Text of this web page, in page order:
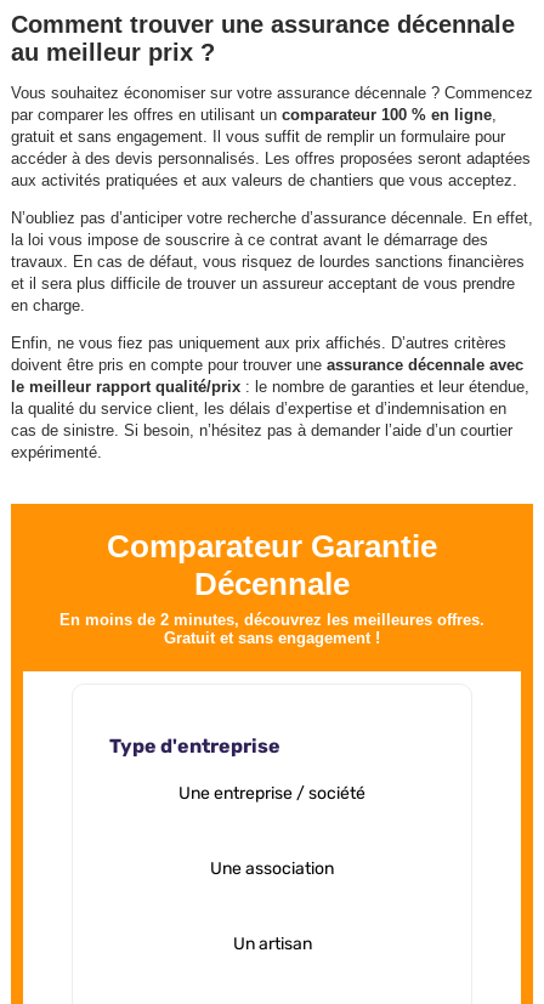
Comment trouver une assurance décennale
au meilleur prix ?
Vous souhaitez économiser sur votre assurance décennale ? Commencez
par comparer les offres en utilisant un comparateur 100 % en ligne,
gratuit et sans engagement. Il vous suffit de remplir un formulaire pour
accéder à des devis personnalisés. Les offres proposées seront adaptées
aux activités pratiquées et aux valeurs de chantiers que vous acceptez.
N’oubliez pas d’anticiper votre recherche d’assurance décennale. En effet,
la loi vous impose de souscrire à ce contrat avant le démarrage des
travaux. En cas de défaut, vous risquez de lourdes sanctions financières
et il sera plus difficile de trouver un assureur acceptant de vous prendre
en charge.
Enfin, ne vous fiez pas uniquement aux prix affichés. D’autres critères
doivent être pris en compte pour trouver une assurance décennale avec
le meilleur rapport qualité/prix: le nombre de garanties et leur étendue,
la qualité du service client, les délais d’expertise et d’indemnisation en
cas de sinistre. Si besoin, n’hésitez pas à demander l’aide d’un courtier
expérimenté.
Comparateur Garantie
Décennale
En moins de 2 minutes, découvrez les meilleures offres.
Gratuit et sans engagement !